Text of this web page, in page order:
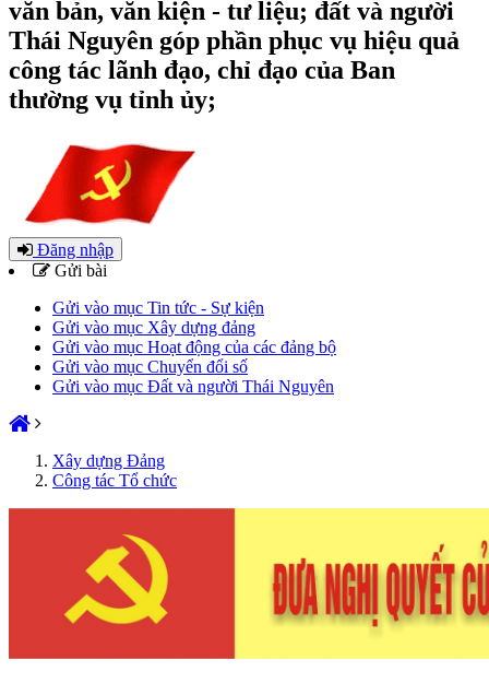
văn bản, văn kiện - tư liệu; đất và người
Thái Nguyên góp phần phục vụ hiệu quả
công tác lãnh đạo, chỉ đạo của Ban
thường vụ tỉnh ủy;
Đăng nhập
Gửi bài
Gửi vào mục Tin tức - Sự kiện
Gửi vào mục Xây dựng đảng
Gửi vào mục Hoạt động của các đảng bộ
Gửi vào mục Chuyển đổi số
Gửi vào mục Đất và người Thái Nguyên
Xây dựng Đảng
Công tác Tổ chức